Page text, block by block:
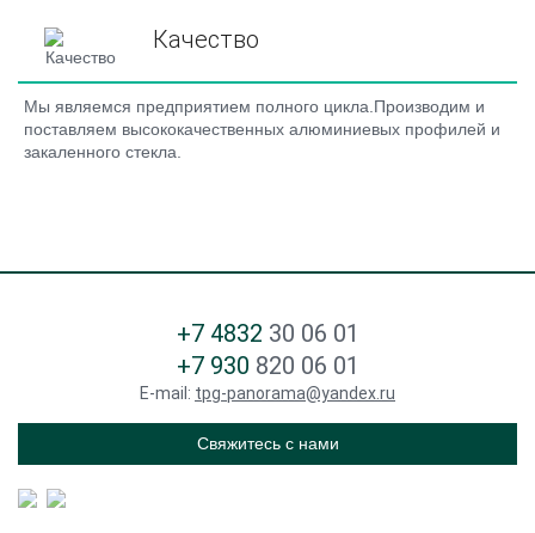
Качество
Мы являемся предприятием полного цикла.Производим и
поставляем высококачественных алюминиевых профилей и
закаленного стекла.
+7 4832 30 06 01
+7 930 820 06 01
E-mail: tpg-panorama@yandex.ru
Свяжитесь с нами